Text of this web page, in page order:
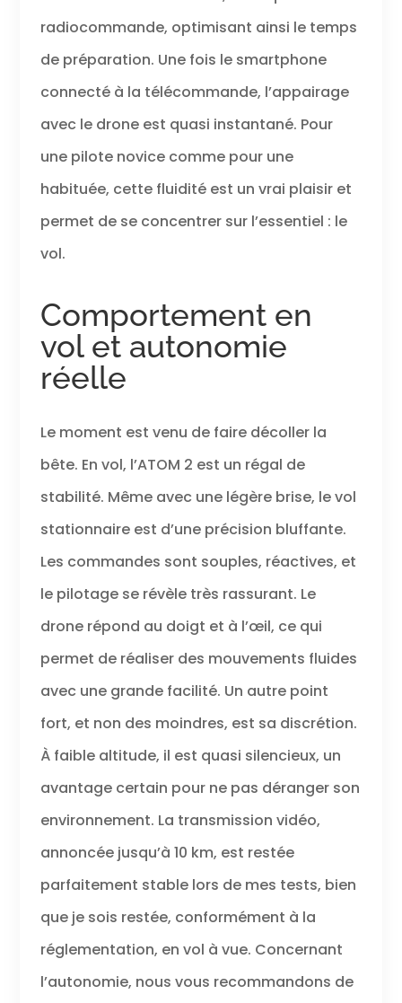
radiocommande, optimisant ainsi le temps
de préparation. Une fois le smartphone
connecté à la télécommande, l’appairage
avec le drone est quasi instantané. Pour
une pilote novice comme pour une
habituée, cette fluidité est un vrai plaisir et
permet de se concentrer sur l’essentiel : le
vol.
Comportement en
vol et autonomie
réelle
Le moment est venu de faire décoller la
bête. En vol, l’ATOM 2 est un régal de
stabilité. Même avec une légère brise, le vol
stationnaire est d’une précision bluffante.
Les commandes sont souples, réactives, et
le pilotage se révèle très rassurant. Le
drone répond au doigt et à l’œil, ce qui
permet de réaliser des mouvements fluides
avec une grande facilité. Un autre point
fort, et non des moindres, est sa discrétion.
À faible altitude, il est quasi silencieux, un
avantage certain pour ne pas déranger son
environnement. La transmission vidéo,
annoncée jusqu’à 10 km, est restée
parfaitement stable lors de mes tests, bien
que je sois restée, conformément à la
réglementation, en vol à vue. Concernant
l’autonomie, nous vous recommandons de